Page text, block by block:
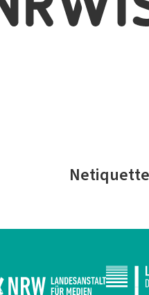
Netiquette